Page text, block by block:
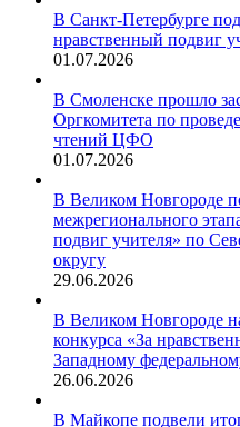
В Санкт-Петербурге
нравственный подвиг
01.07.2026
В Смоленске прошло
Оргкомитета по
чтений ЦФО
01.07.2026
В Великом Новгороде
межрегионального
подвиг учителя» по
округу
29.06.2026
В Великом Новгороде
конкурса «За
Западному
26.06.2026
В Майкопе подвели